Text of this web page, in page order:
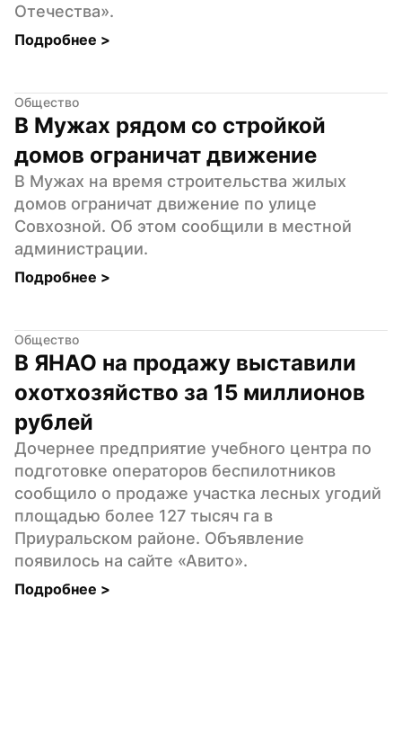
Отечества».
Подробнее >
Общество
В Мужах рядом со стройкой
домов ограничат движение
В Мужах на время строительства жилых
домов ограничат движение по улице
Совхозной. Об этом сообщили в местной
администрации.
Подробнее >
Общество
В ЯНАО на продажу выставили
охотхозяйство за 15 миллионов
рублей
Дочернее предприятие учебного центра по
подготовке операторов беспилотников
сообщило о продаже участка лесных угодий
площадью более 127 тысяч га в
Приуральском районе. Объявление
появилось на сайте «Авито».
Подробнее >